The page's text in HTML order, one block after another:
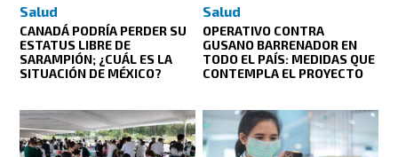
Salud
CANADÁ PODRÍA PERDER SU
ESTATUS LIBRE DE
SARAMPIÓN; ¿CUÁL ES LA
SITUACIÓN DE MÉXICO?
Salud
OPERATIVO CONTRA
GUSANO BARRENADOR EN
TODO EL PAÍS: MEDIDAS QUE
CONTEMPLA EL PROYECTO